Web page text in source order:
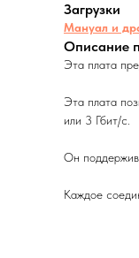
Загрузки
Мануал и
Описание
Эта плата
Эта плата
или 3 Гбит/с.
Он
Каждое